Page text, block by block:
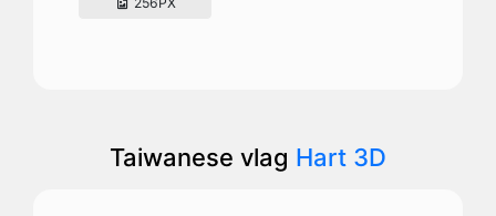
Taiwanese vlag Hart 3D